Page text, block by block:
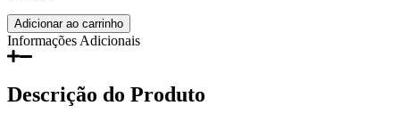
New
Concepts
in
Trading
Systems
Adicionar ao carrinho
Informações Adicionais
Descrição do Produto